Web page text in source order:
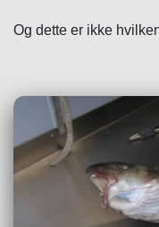
Og dette er ikke